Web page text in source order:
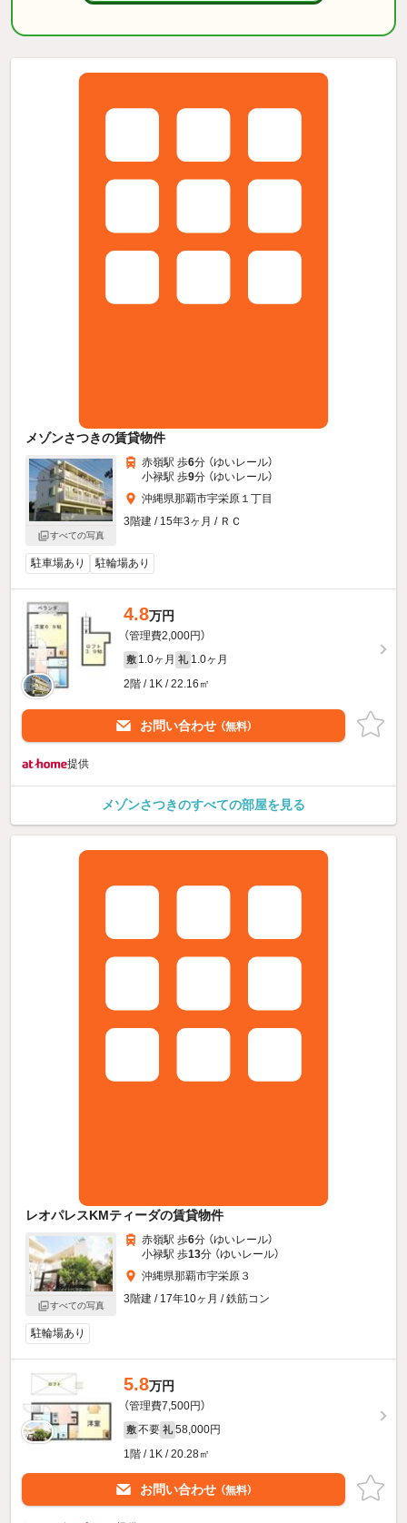
メゾンさつきの賃貸物件
すべての写真
赤嶺駅 歩6分 （ゆいレール）
小禄駅 歩9分 （ゆいレール）
沖縄県那覇市宇栄原１丁目
3階建 / 15年3ヶ月 / ＲＣ
駐車場あり 駐輪場あり
4.8万円
（管理費2,000円）
敷 1.0ヶ月 礼 1.0ヶ月
2階 / 1K / 22.16㎡
お問い合わせ （無料）
提供
メゾンさつきのすべての部屋を見る
レオパレスKMティーダの賃貸物件
すべての写真
赤嶺駅 歩6分 （ゆいレール）
小禄駅 歩13分 （ゆいレール）
沖縄県那覇市宇栄原３
3階建 / 17年10ヶ月 / 鉄筋コン
駐輪場あり
5.8万円
（管理費7,500円）
敷 不要 礼 58,000円
1階 / 1K / 20.28㎡
お問い合わせ （無料）